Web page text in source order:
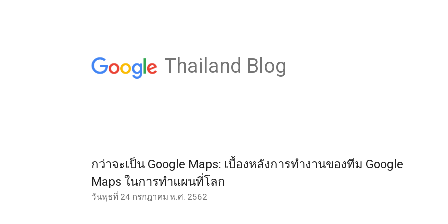
Thailand Blog
กว่าจะเป็น Google Maps: เบื้องหลังการทำงานของทีม Google
Maps ในการทำแผนที่โลก
วันพุธที่ 24 กรกฎาคม พ.ศ. 2562